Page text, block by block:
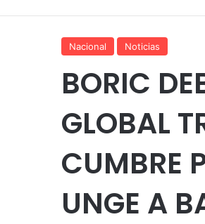
Nacional Noticias
BORIC
GLOBAL
CUMBRE
UNGE A